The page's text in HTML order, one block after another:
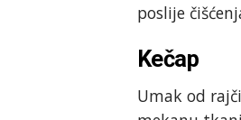
poslije
Kečap
Umak od